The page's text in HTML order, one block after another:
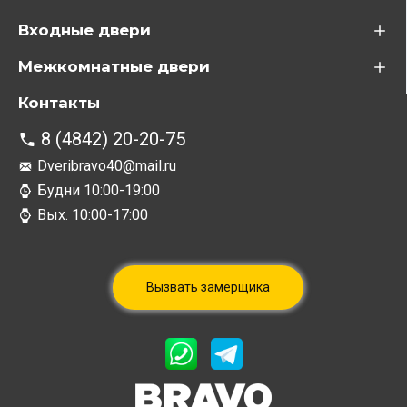
Входные двери
Межкомнатные двери
Контакты
8 (4842) 20-20-75
Dveribravo40@mail.ru
Будни 10:00-19:00
Вых. 10:00-17:00
Вызвать замерщика